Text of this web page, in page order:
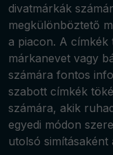
divatmárkák
megkülönböztető
a piacon. A címkék
márkanevet vagy
számára fontos
szabott címkék
számára, akik
egyedi módon
utolsó simításaként